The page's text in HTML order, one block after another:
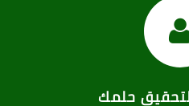
حلمك